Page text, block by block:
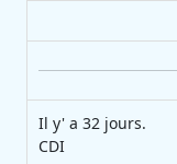
Il y' a 32 jours.
CDI